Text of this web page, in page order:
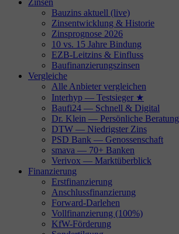
Bauzins aktuell (live)
Zinsentwicklung & Historie
Zinsprognose 2026
10 vs. 15 Jahre Bindung
EZB-Leitzins & Einfluss
Baufinanzierungszinsen
Vergleiche
Alle Anbieter vergleichen
Interhyp — Testsieger ★
Baufi24 — Schnell & Digital
Dr. Klein — Persönliche Beratung
DTW — Niedrigster Zins
PSD Bank — Genossenschaft
smava — 70+ Banken
Verivox — Marktüberblick
Finanzierung
Erstfinanzierung
Anschlussfinanzierung
Forward-Darlehen
Vollfinanzierung (100%)
KfW-Förderung